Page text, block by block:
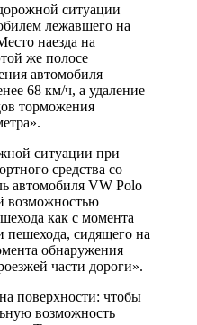
ситуации
лежавшего на
наезда на
же полосе
автомобиля
68 км/ч, а удаление
торможения
ситуации при
средства со
автомобиля VW Polo
возможностью
как с момента
пешехода, сидящего на
обнаружения
части дороги».
поверхности: чтобы
возможность